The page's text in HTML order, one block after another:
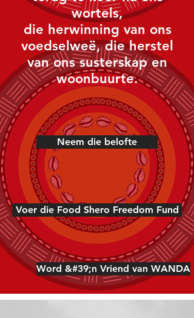
wortels,
die herwinning van ons
voedselweë, die herstel
van ons susterskap en
woonbuurte.
Neem die belofte
Voer die Food Shero Freedom Fund
Word &#39;n Vriend van WANDA